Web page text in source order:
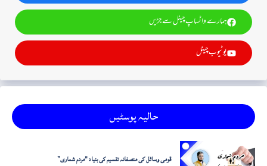
ہمارے واٹساپ چینل سے جڑیں
یوٹیوب چینل
حالیہ پوسٹیں
قومی وسائل کی منصفانہ تقسیم کی بنیاد "مردم شماری”